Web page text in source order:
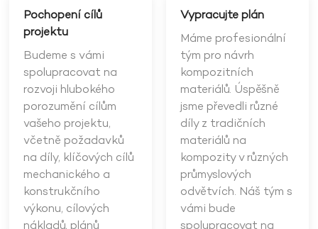
Pochopení cílů
projektu
Budeme s vámi
spolupracovat na
rozvoji hlubokého
porozumění cílům
vašeho projektu,
včetně požadavků
na díly, klíčových cílů
mechanického a
konstrukčního
výkonu, cílových
Vypracujte plán
Máme profesionální
tým pro návrh
kompozitních
materiálů. Úspěšně
jsme převedli různé
díly z tradičních
materiálů na
kompozity v různých
průmyslových
odvětvích. Náš tým s
vámi bude